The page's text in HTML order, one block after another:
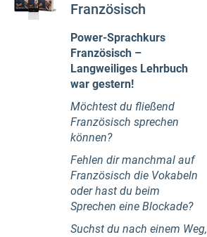
Französisch
Power-Sprachkurs
Französisch –
Langweiliges Lehrbuch
war gestern!
Möchtest du fließend
Französisch sprechen
können?
Fehlen dir manchmal auf
Französisch die Vokabeln
oder hast du beim
Sprechen eine Blockade?
Suchst du nach einem Weg,